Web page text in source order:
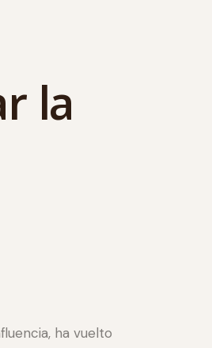
la
ha vuelto